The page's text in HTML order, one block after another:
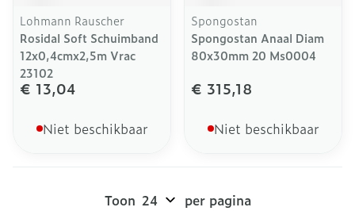
Lohmann Rauscher
Rosidal Soft Schuimband
12x0,4cmx2,5m Vrac
23102
€ 13,04
Niet beschikbaar
Spongostan
Spongostan Anaal Diam
80x30mm 20 Ms0004
€ 315,18
Niet beschikbaar
Toon per pagina